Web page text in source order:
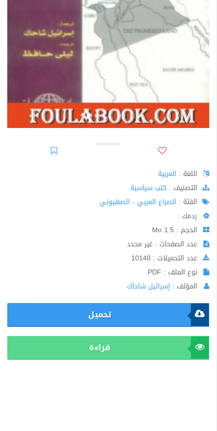
اللغة : العربية
اﻟﺘﺼﻨﻴﻒ : كتب سياسية
الفئة : الصراع العربي - الصهيوني
ردمك :
الحجم : 1.5 Mo
عدد الصفحات : غير محدد
عدد التحميلات : 10140
نوع الملف : PDF
المؤلف : إسرائيل شاحاك
تحميل
قراءة